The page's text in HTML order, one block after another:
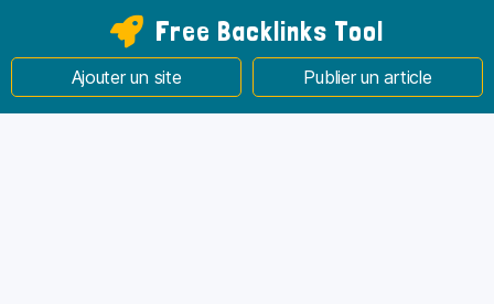
Free Backlinks Tool
Ajouter un site Publier un article